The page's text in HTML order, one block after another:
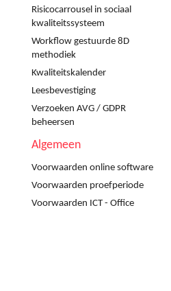
Risicocarrousel in sociaal
kwaliteitssysteem
Workflow gestuurde 8D
methodiek
Kwaliteitskalender
Leesbevestiging
Verzoeken AVG / GDPR
beheersen
Algemeen
Voorwaarden online software
Voorwaarden proefperiode
Voorwaarden ICT - Office